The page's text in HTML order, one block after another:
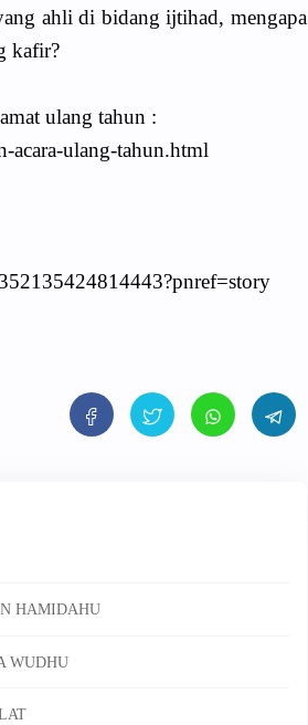
ahli di bidang ijtihad, mengapa
kafir?
ulang tahun :
ulang-tahun.html
HAMIDAHU
WUDHU